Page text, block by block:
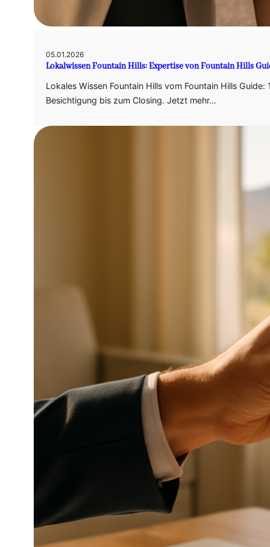
05.01.2026
Lokalwissen Fountain Hills: Expertise von Fountain Hills
Lokales Wissen Fountain Hills vom Fountain Hills
Besichtigung bis zum Closing. Jetzt mehr…